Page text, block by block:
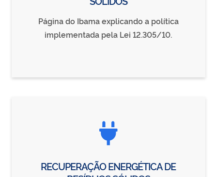
Página do Ibama explicando a política
implementada pela Lei 12.305/10.
RECUPERAÇÃO ENERGÉTICA DE